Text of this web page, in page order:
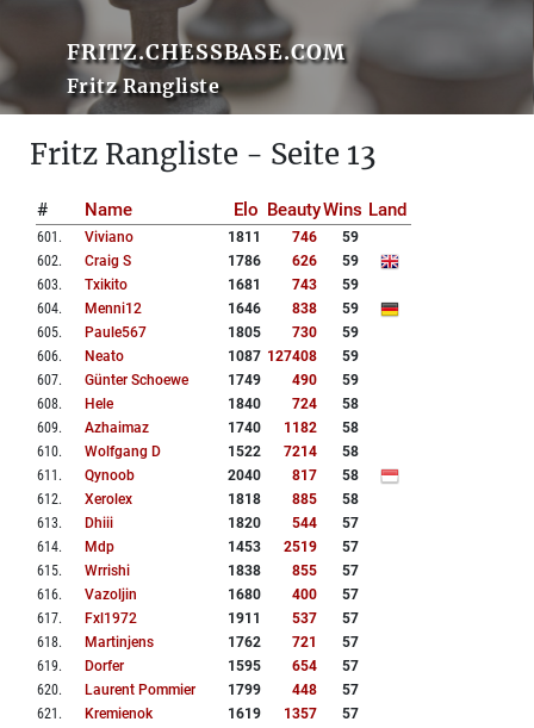
FRITZ.CHESSBASE.COM
Fritz Rangliste
Fritz Rangliste - Seite 13
# Name Elo BeautyWins Land
601 . Viviano 1811 746
59
602. Craig S 1786 626
59
603. Txikito 1681 743
59
604. Menni12 1646 838
59
605. Paule567 1805 730
59
606. Neato 1087 127408
59
607. Günter Schoewe 1749 490
59
608. Hele 1840 724
58
609. Azhaimaz 1740 1182
58
610. Wolfgang D 1522 7214
58
611 . Qynoob 2040 817
58
612. Xerolex 1818 885
58
613. Dhiii 1820 544
57
614. Mdp 1453 2519
57
615. Wrrishi 1838 855
57
616. Vazoljin 1680 400
57
617. Fxl1972 1911 537
57
618. Martinjens 1762 721
57
619. Dorfer 1595 654
57
620. Laurent Pommier 1799 448
57
621 . Kremienok 1619 1357
57